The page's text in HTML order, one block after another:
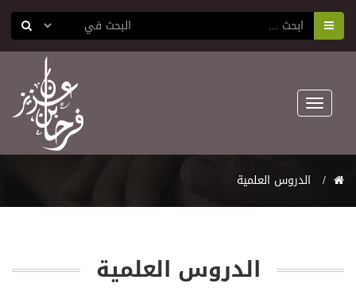
Toggle
navigation
اﻟﺪﺭﻭﺱ اﻟﻌﻠﻤﻴﺔ
اﻟﺪﺭﻭﺱ اﻟﻌﻠﻤﻴﺔ